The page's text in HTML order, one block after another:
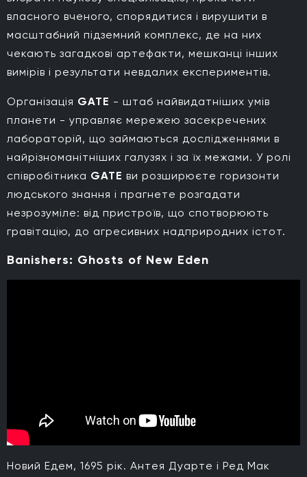
власного вченого, спорядитися і вирушити в
масштабний підземний комплекс, де на них
чекають загадкові артефакти, мешканці інших
вимірів і результати невдалих експериментів.
Організація GATE - штаб найвидатніших умів
планети - управляє мережею засекречених
лабораторій, що займаються дослідженнями в
найрізноманітніших галузях і за їх межами. У ролі
співробітника GATE ви розширюєте горизонти
людського знання і прагнете розгадати
незрозуміле: від пристроїв, що спотворюють
гравітацію, до агресивних надприродних істот.
Banishers: Ghosts of New Eden
Новий Едем, 1695 рік. Антея Дуарте і Ред Мак